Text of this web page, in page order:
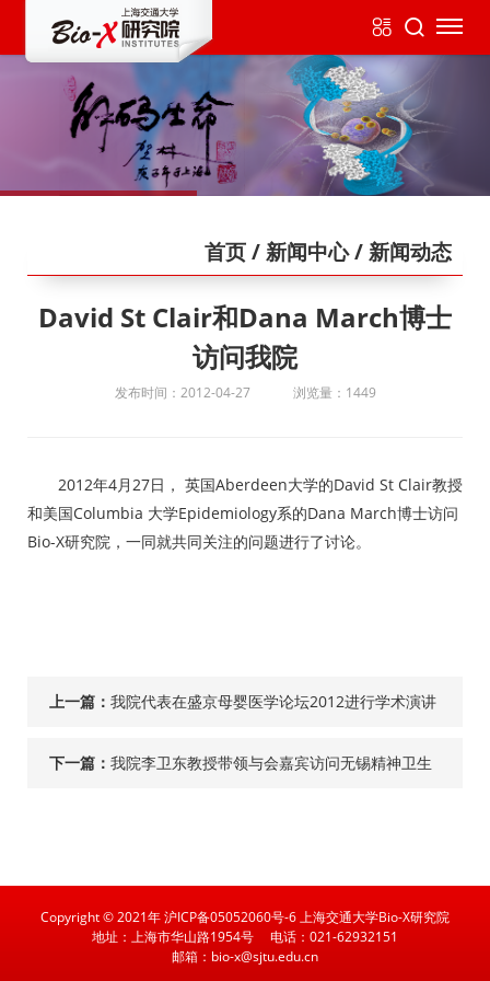
首页/ 新闻中心/ 新闻动态
David St Clair和Dana March博士
访问我院
发布时间：2012-04-27 浏览量：1449
2012年4月27日， 英国Aberdeen大学的David St Clair教授
和美国Columbia 大学Epidemiology系的Dana March博士访问
Bio-X研究院，一同就共同关注的问题进行了讨论。
上一篇： 我院代表在盛京母婴医学论坛2012进行学术演讲
下一篇： 我院李卫东教授带领与会嘉宾访问无锡精神卫生
Copyright © 2021年 沪ICP备05052060号-6 上海交通大学Bio-X研究院
地址：上海市华山路1954号
电话：021-62932151
邮箱：bio-x@sjtu.edu.cn